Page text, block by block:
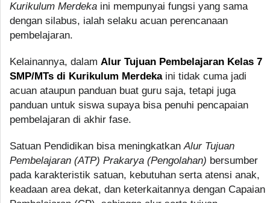
Kurikulum Merdeka ini mempunyai fungsi yang sama
dengan silabus, ialah selaku acuan perencanaan
pembelajaran.
Kelainannya, dalam Alur Tujuan Pembelajaran Kelas 7
SMP/MTs di Kurikulum Merdekaini tidak cuma jadi
acuan ataupun panduan buat guru saja, tetapi juga
panduan untuk siswa supaya bisa penuhi pencapaian
pembelajaran di akhir fase.
Satuan Pendidikan bisa meningkatkanAlur Tujuan
Pembelajaran (ATP) Prakarya (Pengolahan) bersumber
pada karakteristik satuan, kebutuhan serta atensi anak,
keadaan area dekat, dan keterkaitannya dengan Capaian